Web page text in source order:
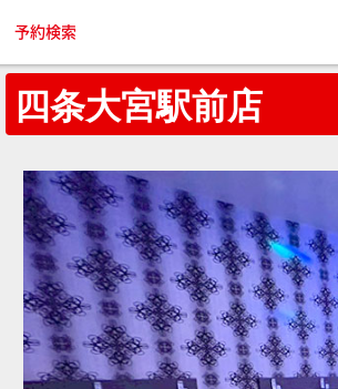
予約検索
四条大宮駅前店